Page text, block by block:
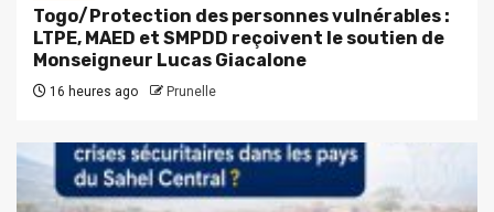
Togo/Protection des personnes vulnérables :
LTPE, MAED et SMPDD reçoivent le soutien de
Monseigneur Lucas Giacalone
16 heures ago Prunelle